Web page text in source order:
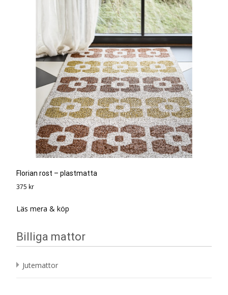
Florian rost – plastmatta
375 kr
Läs mera & köp
Billiga mattor
Jutemattor